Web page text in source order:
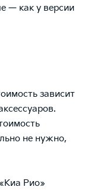
— как у версии
зависит
не нужно,
Рио»